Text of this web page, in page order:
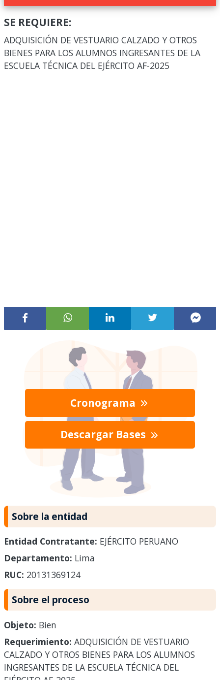
SE REQUIERE:
ADQUISICIÓN DE VESTUARIO CALZADO Y OTROS
BIENES PARA LOS ALUMNOS INGRESANTES DE LA
ESCUELA TÉCNICA DEL EJÉRCITO AF-2025
Cronograma
Descargar Bases
Sobre la entidad
Entidad Contratante: EJÉRCITO PERUANO
Departamento: Lima
RUC: 20131369124
Sobre el proceso
Objeto: Bien
Requerimiento: ADQUISICIÓN DE VESTUARIO
CALZADO Y OTROS BIENES PARA LOS ALUMNOS
INGRESANTES DE LA ESCUELA TÉCNICA DEL